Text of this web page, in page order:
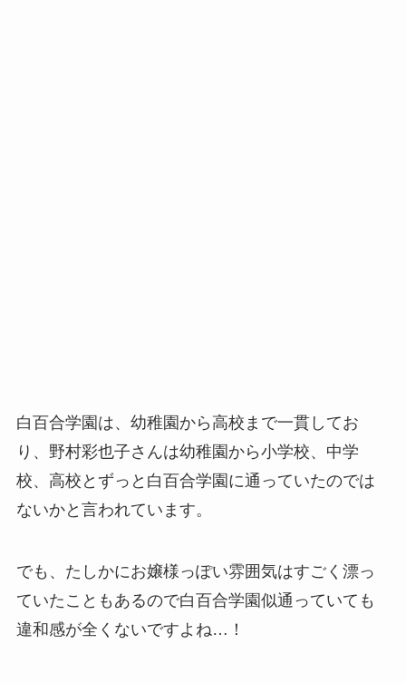
白百合学園は、幼稚園から高校まで一貫してお
り、野村彩也子さんは幼稚園から小学校、中学
校、高校とずっと白百合学園に通っていたのでは
ないかと言われています。
でも、たしかにお嬢様っぽい雰囲気はすごく漂っ
ていたこともあるので白百合学園似通っていても
違和感が全くないですよね…！